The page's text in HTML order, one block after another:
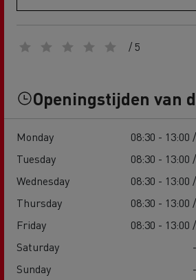
/ 5
Openingstijden van
Monday
08:30 - 13:00
Tuesday
08:30 - 13:00
Wednesday
08:30 - 13:00
Thursday
08:30 - 13:00
Friday
08:30 - 13:00
Saturday
-
Sunday
-